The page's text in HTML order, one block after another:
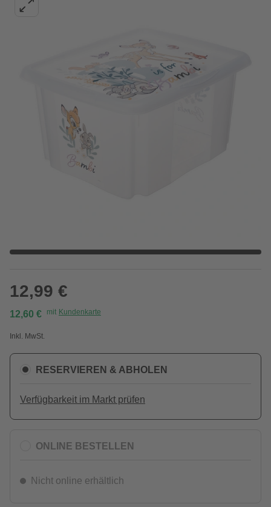
12,99 €
12,60 € mit Kundenkarte
Inkl. MwSt.
RESERVIEREN & ABHOLEN
Verfügbarkeit im Markt prüfen
ONLINE BESTELLEN
Nicht online erhältlich